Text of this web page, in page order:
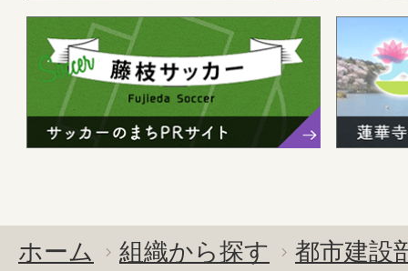
ホーム 組織から探す
都市建設